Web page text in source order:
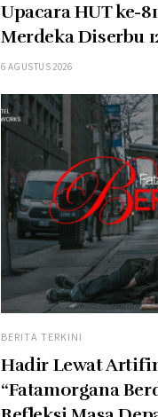
Upacara HUT ke-
Merdeka Diserbu
6 AGUSTUS 2026
BERITA TERKINI
Hadir Lewat
“Fatamorgana